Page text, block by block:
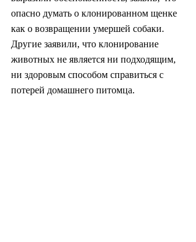
опасно думать о клонированном щенке
как о возвращении умершей собаки.
Другие заявили, что клонирование
животных не является ни подходящим,
ни здоровым способом справиться с
потерей домашнего питомца.